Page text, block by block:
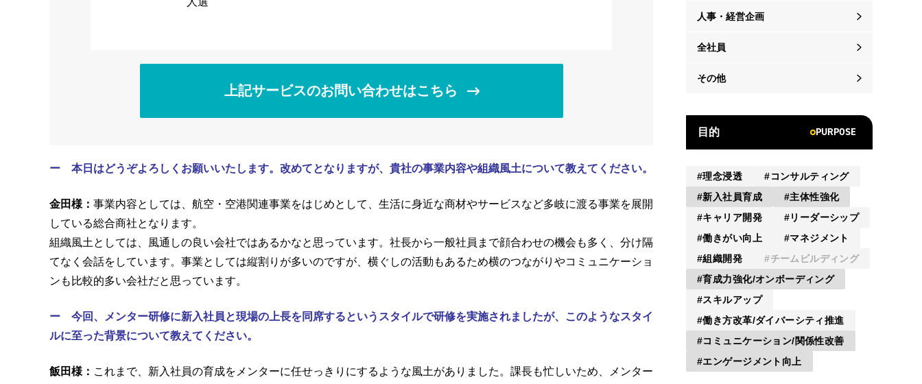
上記サービスのお問い合わせはこちら
ー 本日はどうぞよろしくお願いいたします。改めてとなりますが、貴社の事業内容や組織風土について教えてください。
金田様： 事業内容としては、航空・空港関連事業をはじめとして、生活に身近な商材やサービスなど多岐に渡る事業を展開
している総合商社となります。
組織風土としては、風通しの良い会社ではあるかなと思っています。社長から一般社員まで顔合わせの機会も多く、分け隔
てなく会話をしています。事業としては縦割りが多いのですが、横ぐしの活動もあるため横のつながりやコミュニケーショ
ンも比較的多い会社だと思っています。
ー 今回、メンター研修に新入社員と現場の上長を同席するというスタイルで研修を実施されましたが、このようなスタイ
ルに至った背景について教えてください。
飯田様： これまで、新入社員の育成をメンターに任せっきりにするような風土がありました。課長も忙しいため、メンター
人事・経営企画
全社員
その他
目的 PURPOSE
理念浸透
コンサルティング
新入社員育成
主体性強化
キャリア開発
リーダーシップ
働きがい向上
マネジメント
組織開発
チームビルディング
育成力強化/オンボーディング
スキルアップ
働き方改革/ダイバーシティ推進
コミュニケーション/関係性改善
エンゲージメント向上